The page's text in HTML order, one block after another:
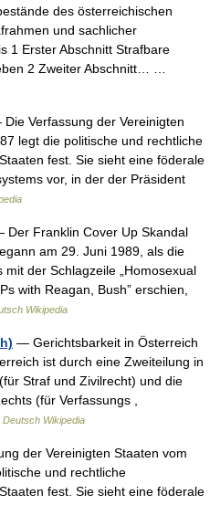
des österreichischen
und sachlicher
1 Erster Abschnitt Strafbare
2 Zweiter Abschnitt… …
Verfassung der Vereinigten
legt die politische und rechtliche
fest. Sie sieht eine föderale
vor, in der der Präsident
Der Franklin Cover Up Skandal
am 29. Juni 1989, als die
der Schlagzeile „Homosexual
with Reagan, Bush” erschien,
Wikipedia
— Gerichtsbarkeit in Österreich
ist durch eine Zweiteilung in
Straf und Zivilrecht) und die
(für Verfassungs ,
Deutsch Wikipedia
der Vereinigten Staaten vom
und rechtliche
fest. Sie sieht eine föderale